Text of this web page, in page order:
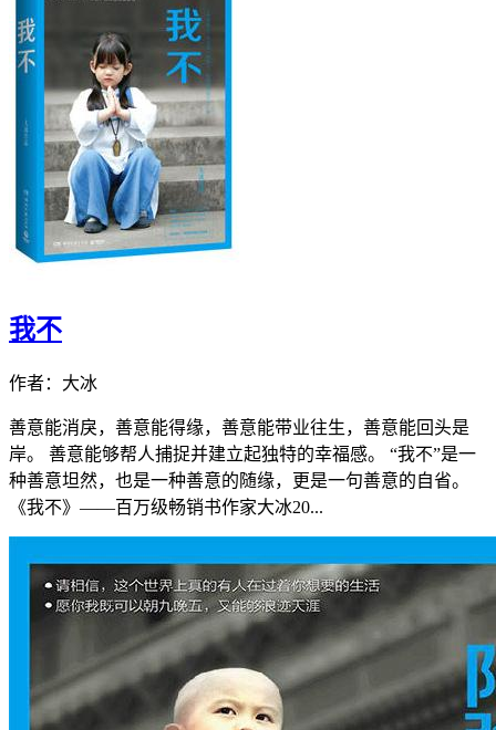
我不
作者：大冰
善意能消戾，善意能得缘，善意能带业往生，善意能回头是
岸。 善意能够帮人捕捉并建立起独特的幸福感。 “我不”是一
种善意坦然，也是一种善意的随缘，更是一句善意的自省。
《我不》——百万级畅销书作家大冰20...